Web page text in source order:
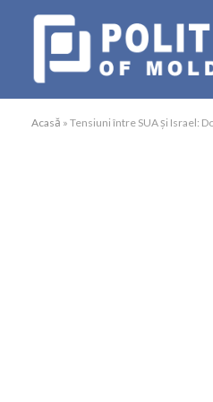
Acasă » Tensiuni între SUA și Israel: